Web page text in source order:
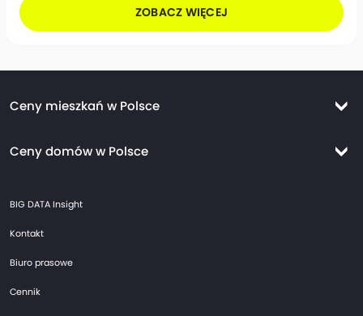
ZOBACZ WIĘCEJ
Ceny mieszkań w Polsce
Ceny mieszkań Kraków
Ceny domów w Polsce
Ceny domów Kraków
Ceny domów Wrocław
Ceny domów Trójmiasto
Ceny domów Gdańsk
BIG DATA Insight
Kontakt
Biuro prasowe
Cennik